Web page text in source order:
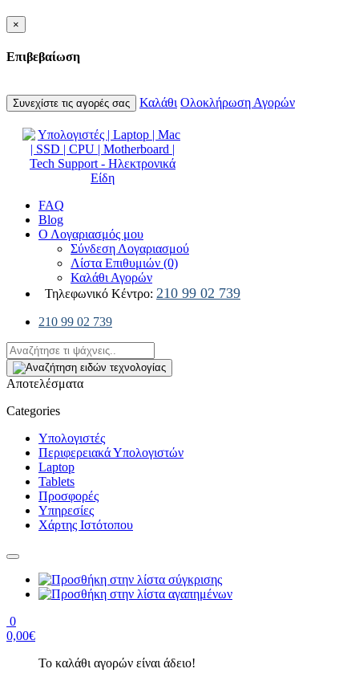
×
Επιβεβαίωση
Συνεχίστε τις αγορές σας Καλάθι Ολοκλήρωση Αγορών
FAQ
Blog
Ο Λογαριασμός μου
Σύνδεση Λογαριασμού
Λίστα Επιθυμιών (0)
Καλάθι Αγορών
Τηλεφωνικό Κέντρο: 210 99 02 739
210 99 02 739
Αποτελέσματα
Categories
Υπολογιστές
Περιφερειακά Υπολογιστών
Laptop
Tablets
Προσφορές
Υπηρεσίες
Χάρτης Ιστότοπου
0
0,00€
Το καλάθι αγορών είναι άδειο!